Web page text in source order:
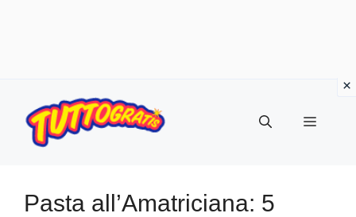
contenuto
Menu
Pasta all’Amatriciana: 5